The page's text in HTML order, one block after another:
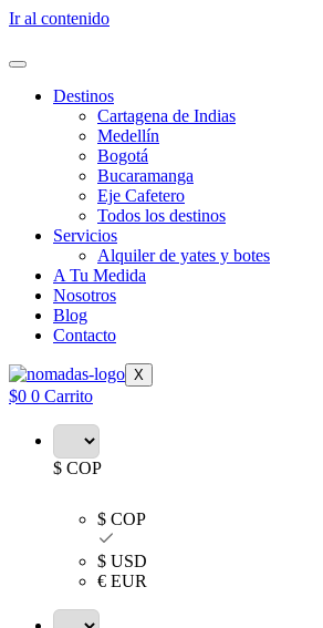
Ir al contenido
Destinos
Cartagena de Indias
Medellín
Bogotá
Bucaramanga
Eje Cafetero
Todos los destinos
Servicios
Alquiler de yates y botes
A Tu Medida
Nosotros
Blog
Contacto
X
$0 0 Carrito
$ COP
$ COP
$ USD
€ EUR